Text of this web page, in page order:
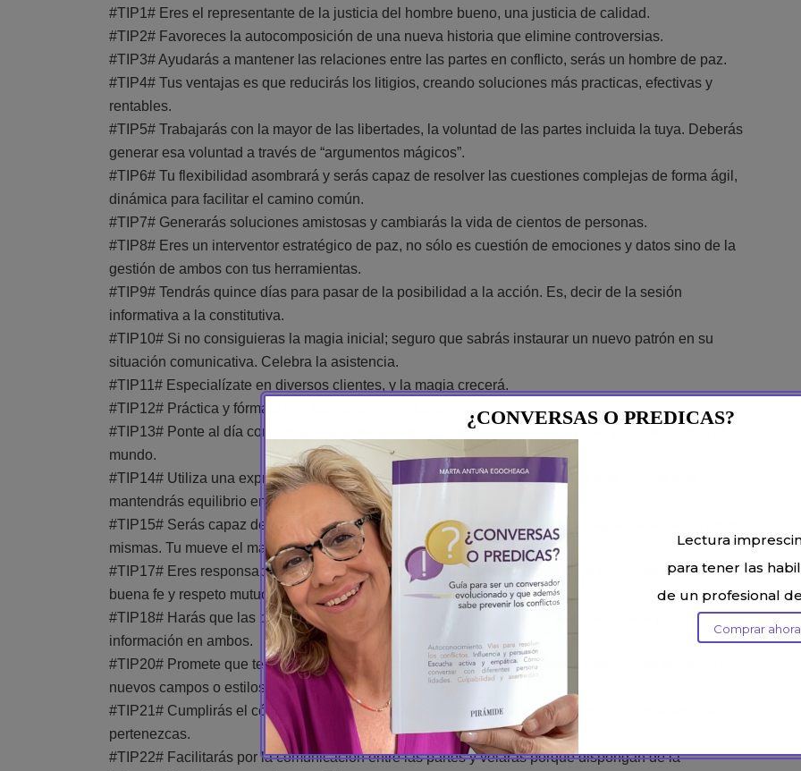
#TIP1# Eres el representante de la justicia del hombre bueno, una justicia de calidad.
#TIP2# Favoreces la autocomposición de una nueva historia que elimine controversias.
#TIP3# Ayudarás a mantener las relaciones entre las partes en conflicto, serás un hombre de paz.
#TIP4# Tus ventajas es que reducirás los litigios, creando soluciones más practicas, efectivas y
rentables.
#TIP5# Trabajarás con la mayor de las libertades, la voluntad de las partes incluida la tuya. Deberás
generar esa voluntad a través de “argumentos mágicos”.
#TIP6# Tu flexibilidad asombrará y serás capaz de resolver las cuestiones complejas de forma ágil,
dinámica para facilitar el camino común.
#TIP7# Generarás soluciones amistosas y cambiarás la vida de cientos de personas.
#TIP8# Eres un interventor estratégico de paz, no sólo es cuestión de emociones y datos sino de la
gestión de ambos con tus herramientas.
#TIP9# Tendrás quince días para pasar de la posibilidad a la acción. Es, decir de la sesión
informativa a la constitutiva.
#TIP10# Si no consiguieras la magia inicial; seguro que sabrás instaurar un nuevo patrón en su
situación comunicativa. Celebra la asistencia.
#TIP11# Especialízate en diversos clientes, y la magia crecerá.
#TIP12# Práctica y fórmate con las mejores instituciones de mediación.
#TIP13# Ponte al día con las tecnologías para ser un mediador digital y ayudar a gente de todo el
mundo.
#TIP14# Utiliza una expresión firme y segura a nivel facial, corporal y verbal que indique que
mantendrás equilibrio entre las partes. Ancla este patrón.
#TIP15# Serás capaz de mostrar neutralidad y que sean las partes las que lleguen al acuerdo por sí
mismas. Tu mueve el mango de la sartén para que se queme la tortilla.
#TIP17# Eres responsable de velar en que las partes, actúen conforme a los principios de lealtad,
buena fe y respeto mutuo.
#TIP18# Harás que las partes colaboren y presten apoyo permanente atendiendo a la petición de
información en ambos.
#TIP20# Promete que te seguirás formando cada año con herramientas de crecimiento personal y
nuevos campos o estilos de mediación.
#TIP21# Cumplirás el código de conducta para mediadores dentro de las instituciones a las que
pertenezcas.
#TIP22# Facilitarás por la comunicación entre las partes y velarás porque dispongan de la
¿CONVERSAS O PREDICAS?
Lectura
para tener las
de un profesional
Comprar ahora